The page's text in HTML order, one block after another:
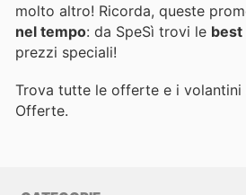
molto altro! Ricorda, queste
nel tempo: da SpeSì trovi le best
prezzi speciali!
Trova tutte le offerte e i volantini
Offerte.